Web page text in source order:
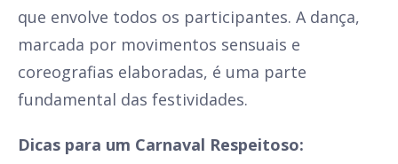
que envolve todos os participantes. A dança,
marcada por movimentos sensuais e
coreografias elaboradas, é uma parte
fundamental das festividades.
Dicas para um Carnaval Respeitoso: